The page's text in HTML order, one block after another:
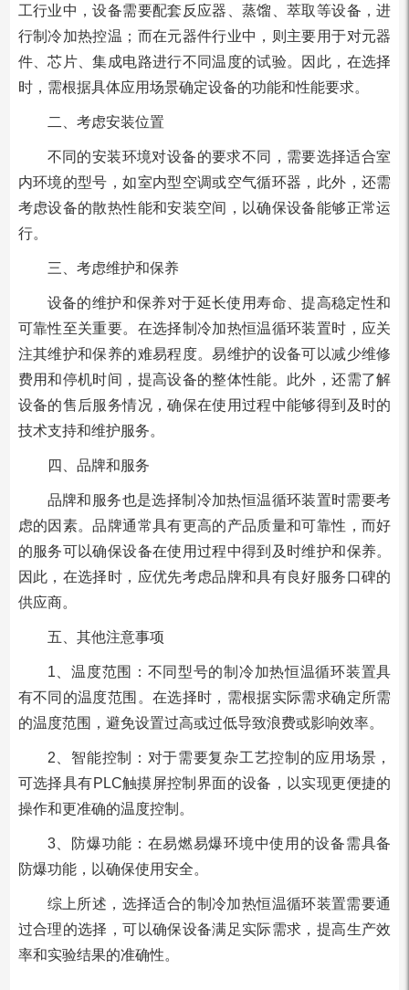
工行业中，设备需要配套反应器、蒸馏、萃取等设备，进
行制冷加热控温；而在元器件行业中，则主要用于对元器
件、芯片、集成电路进行不同温度的试验。因此，在选择
时，需根据具体应用场景确定设备的功能和性能要求。
二、考虑安装位置
不同的安装环境对设备的要求不同，需要选择适合室
内环境的型号，如室内型空调或空气循环器，此外，还需
考虑设备的散热性能和安装空间，以确保设备能够正常运
行。
三、考虑维护和保养
设备的维护和保养对于延长使用寿命、提高稳定性和
可靠性至关重要。在选择制冷加热恒温循环装置时，应关
注其维护和保养的难易程度。易维护的设备可以减少维修
费用和停机时间，提高设备的整体性能。此外，还需了解
设备的售后服务情况，确保在使用过程中能够得到及时的
技术支持和维护服务。
四、品牌和服务
品牌和服务也是选择制冷加热恒温循环装置时需要考
虑的因素。品牌通常具有更高的产品质量和可靠性，而好
的服务可以确保设备在使用过程中得到及时维护和保养。
因此，在选择时，应优先考虑品牌和具有良好服务口碑的
供应商。
五、其他注意事项
1、温度范围：不同型号的制冷加热恒温循环装置具
有不同的温度范围。在选择时，需根据实际需求确定所需
的温度范围，避免设置过高或过低导致浪费或影响效率。
2、智能控制：对于需要复杂工艺控制的应用场景，
可选择具有PLC触摸屏控制界面的设备，以实现更便捷的
操作和更准确的温度控制。
3、防爆功能：在易燃易爆环境中使用的设备需具备
防爆功能，以确保使用安全。
综上所述，选择适合的制冷加热恒温循环装置需要通
过合理的选择，可以确保设备满足实际需求，提高生产效
率和实验结果的准确性。